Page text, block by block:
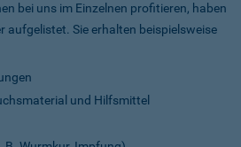
bei uns im Einzelnen profitieren, haben
aufgelistet. Sie erhalten beispielsweise
und Hilfsmittel